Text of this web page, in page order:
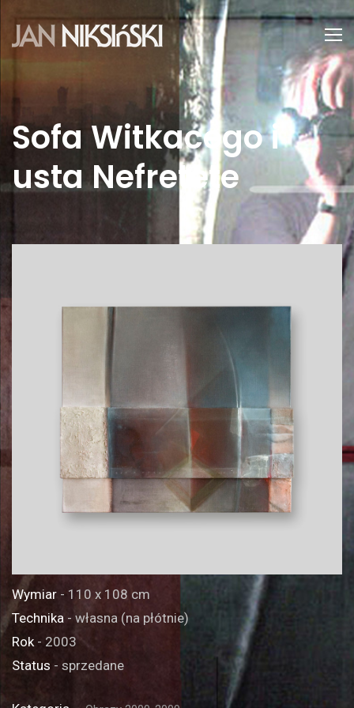
Sofa Witkacego i
usta Nefretete
Wymiar - 110 x 108 cm
Technika - własna (na płótnie)
Rok- 2003
Status - sprzedane